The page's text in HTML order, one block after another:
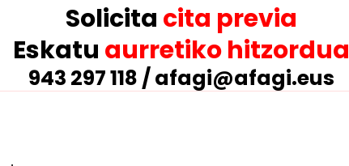
Solicita cita previa
Eskatu aurretiko hitzordua
943 297 118 / afagi@afagi.eus